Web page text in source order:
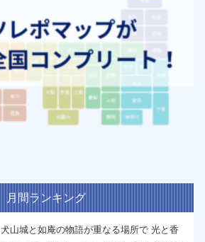
月間ランキング
犬山城と如庵の物語が重なる場所で 光と香